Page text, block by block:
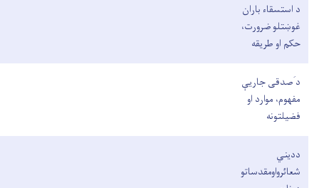
د استسقاء باران
غوښتلو ضرورت،
حکم او طریقه
د َصدقی جاريې
مفهوم، موارد او
فضیلتونه
دديني
شعائرواومقدساتو